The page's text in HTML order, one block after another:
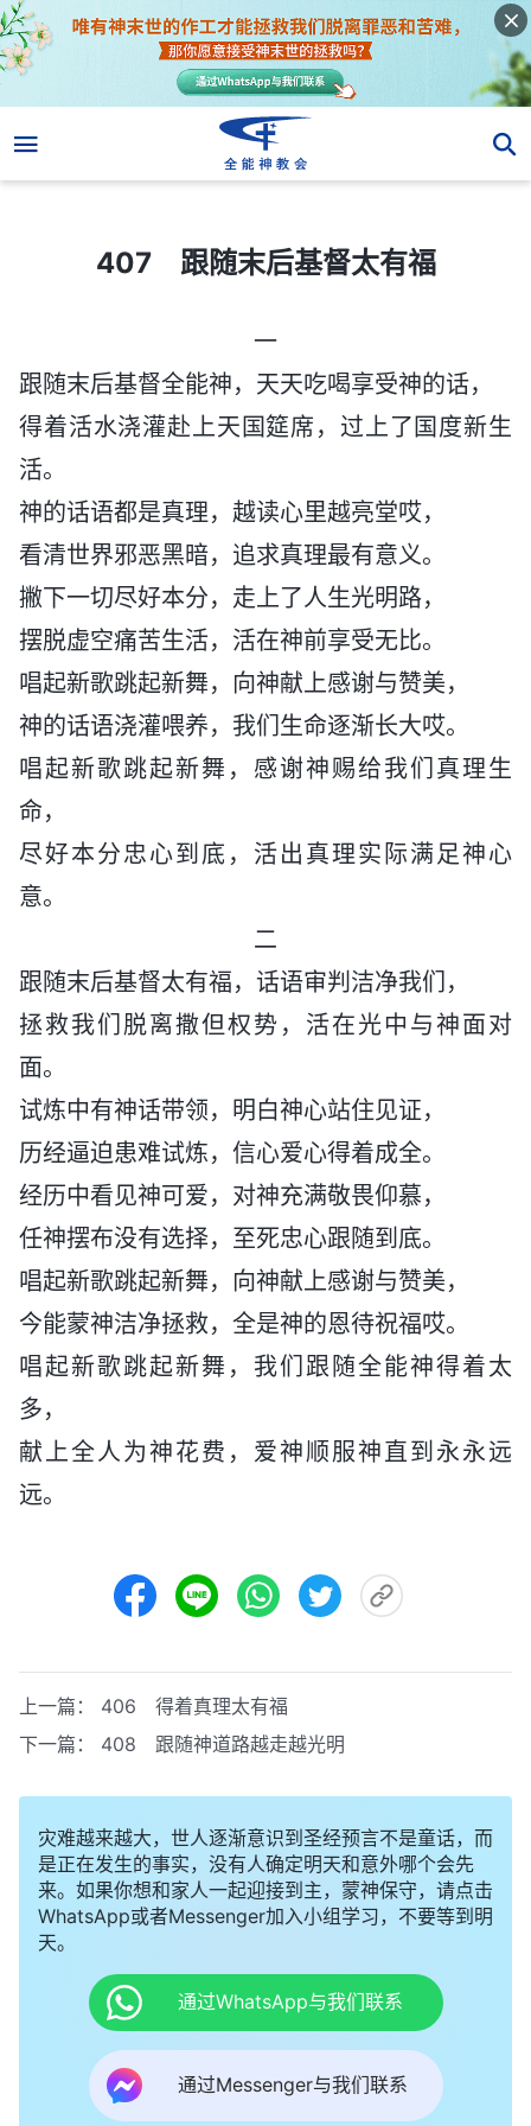
407 跟随末后基督太有福
一
跟随末后基督全能神，天天吃喝享受神的话，
得着活水浇灌赴上天国筵席，过上了国度新生
活。
神的话语都是真理，越读心里越亮堂哎，
看清世界邪恶黑暗，追求真理最有意义。
撇下一切尽好本分，走上了人生光明路，
摆脱虚空痛苦生活，活在神前享受无比。
唱起新歌跳起新舞，向神献上感谢与赞美，
神的话语浇灌喂养，我们生命逐渐长大哎。
唱起新歌跳起新舞，感谢神赐给我们真理生
命，
尽好本分忠心到底，活出真理实际满足神心
意。
二
跟随末后基督太有福，话语审判洁净我们，
拯救我们脱离撒但权势，活在光中与神面对
面。
试炼中有神话带领，明白神心站住见证，
历经逼迫患难试炼，信心爱心得着成全。
经历中看见神可爱，对神充满敬畏仰慕，
任神摆布没有选择，至死忠心跟随到底。
唱起新歌跳起新舞，向神献上感谢与赞美，
今能蒙神洁净拯救，全是神的恩待祝福哎。
唱起新歌跳起新舞，我们跟随全能神得着太
多，
献上全人为神花费，爱神顺服神直到永永远
远。
上一篇： 406 得着真理太有福
下一篇： 408 跟随神道路越走越光明
灾难越来越大，世人逐渐意识到圣经预言不是童话，而
是正在发生的事实，没有人确定明天和意外哪个会先
来。如果你想和家人一起迎接到主，蒙神保守，请点击
WhatsApp或者Messenger加入小组学习，不要等到明
天。
通过WhatsApp与我们联系
通过Messenger与我们联系